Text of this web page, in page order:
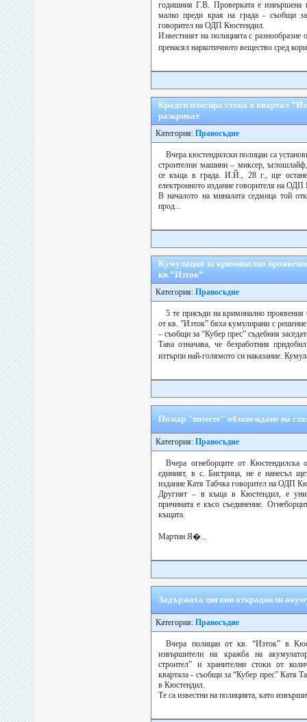
годишния Г.В. Проверката е
малко преди края на града - съобщи
говорител на ОДП Кюстендил.
Известният на полицията с разнообразие
пренасял наркотичното вещество сред
Крадец пласира стока в квартал
разкриват
Категория: Правосъдие
Вчера кюстендилски полицаи са
строителни машини – миксер,
се къща в града. И.Й., 28 г., ще
електронното издание говорителя на
В началото на миналата седмица той
прод...
Кумулация за криминално
кв.”Изток”
Категория: Правосъдие
5 те присъди на криминално
от кв. ”Изток” бяха кумулирани с
– съобщи за “Кубер прес” съдебния
Тава означава, че безработния
изтърпи най-голямото си наказание.
Пожар "помете" обзавеждане на
Категория: Правосъдие
Вчера огнеборците от Кюстендилска
единият, в с. Бистрица, не е нанесъл
издание Катя Табчка говорител на ОДП
Другият – в къща в Кюстендил, е
причината е късо съединение.
къщата.
Мартин Я�...
Задържаха цигани откраднали
Категория: Правосъдие
Вчера полицаи от кв. “Изток” в
извършители на кражба на
строител” и хранителни стоки от
квартала - съобщи за “Кубер прес” Катя
в Кюстендил.
Те са известни на полицията, като